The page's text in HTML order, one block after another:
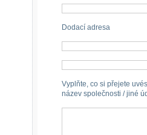
Dodací adresa
Vyplňte, co si přejete
název společnosti / jiné